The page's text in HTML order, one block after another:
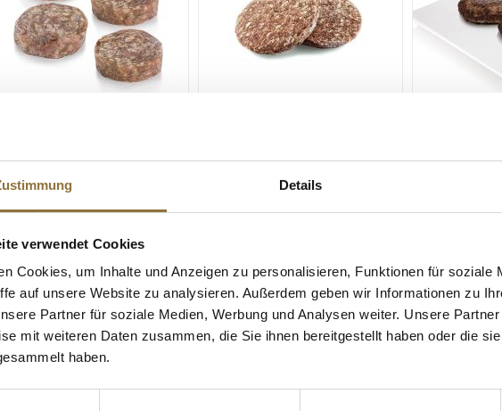
Details
verwendet Cookies
Cookies, um Inhalte und Anzeigen zu personalisieren, Funktionen für soziale
auf unsere Website zu analysieren. Außerdem geben wir Informationen zu
Partner für soziale Medien, Werbung und Analysen weiter. Unsere
mit weiteren Daten zusammen, die Sie ihnen bereitgestellt haben oder die
haben.
Burger Patties - Angus
Dry Aged, ø 6cm,
/ kg
Mini-Burgerpatties - Biru®
Wagyu, 8 W. Dry Aged, ø 6cm,
€ 81,59*/ kg
TopBeef
€ 41,69*/ kg